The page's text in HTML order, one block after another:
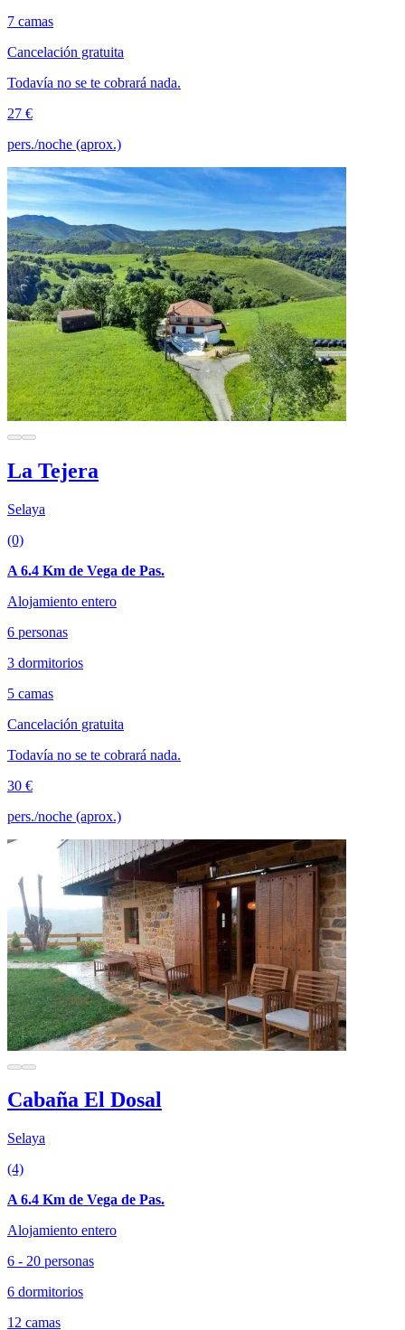
7 camas
Cancelación gratuita
Todavía no se te cobrará nada.
27 €
pers./noche (aprox.)
La Tejera
Selaya
(0)
A 6.4 Km de Vega de Pas.
Alojamiento entero
6 personas
3 dormitorios
5 camas
Cancelación gratuita
Todavía no se te cobrará nada.
30 €
pers./noche (aprox.)
Cabaña El Dosal
Selaya
(4)
A 6.4 Km de Vega de Pas.
Alojamiento entero
6 - 20 personas
6 dormitorios
12 camas